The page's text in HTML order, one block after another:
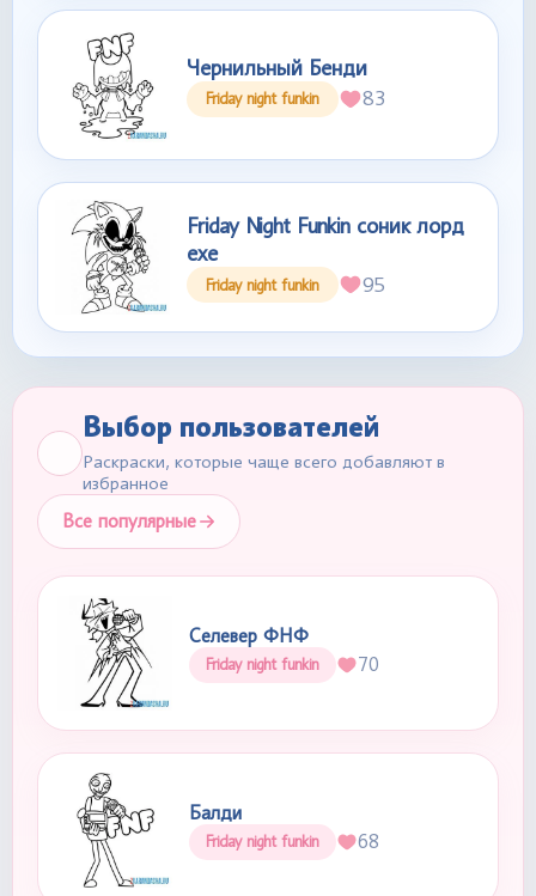
Чернильный Бенди
Friday night funkin 83
Friday Night Funkin соник лорд
exe
Friday night funkin 95
Выбор пользователей
Раскраски, которые чаще всего добавляют в
избранное
Все популярные
Селевер ФНФ
Friday night funkin 70
Балди
Friday night funkin 68